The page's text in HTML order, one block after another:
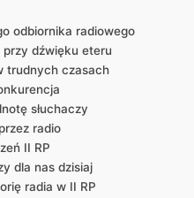
odbiornika radiowego
dźwięku eteru
trudnych czasach
słuchaczy
radio
II RP
dla nas dzisiaj
radia w II RP